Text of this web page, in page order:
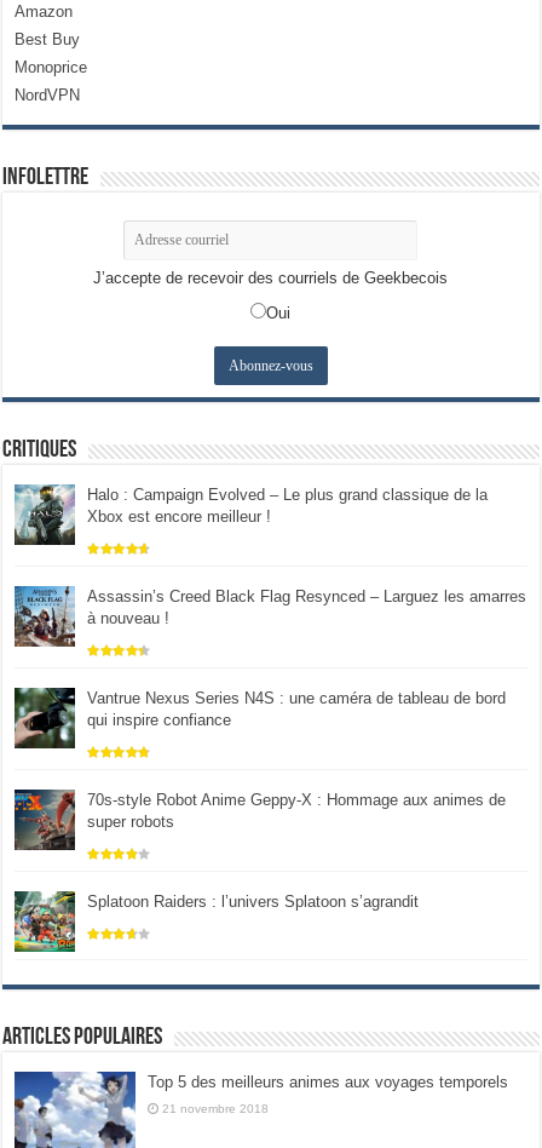
Amazon
Best Buy
Monoprice
NordVPN
Infolettre
J’accepte de recevoir des courriels de Geekbecois
Oui
Critiques
Halo : Campaign Evolved – Le plus grand classique de la
Xbox est encore meilleur !
Assassin’s Creed Black Flag Resynced – Larguez les amarres
à nouveau !
Vantrue Nexus Series N4S : une caméra de tableau de bord
qui inspire confiance
70s-style Robot Anime Geppy-X : Hommage aux animes de
super robots
Splatoon Raiders : l’univers Splatoon s’agrandit
Articles populaires
Top 5 des meilleurs animes aux voyages temporels
21 novembre 2018